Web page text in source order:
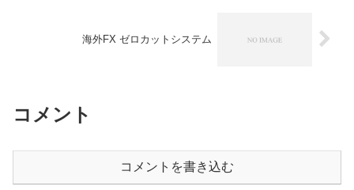
海外FX ゼロカットシステム
コメント
コメントを書き込む